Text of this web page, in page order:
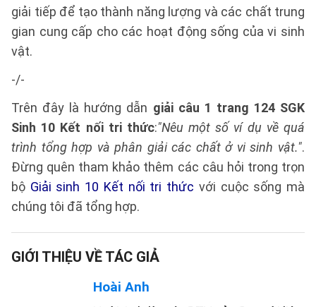
giải tiếp để tạo thành năng lượng và các chất trung
gian cung cấp cho các hoạt động sống của vi sinh
vật.
-/-
Trên đây là hướng dẫn giải câu 1 trang 124 SGK
Sinh 10 Kết nối tri thức:"Nêu một số ví dụ về quá
trình tổng hợp và phân giải các chất ở vi sinh vật.".
Đừng quên tham khảo thêm các câu hỏi trong trọn
bộ Giải sinh 10 Kết nối tri thức với cuộc sống mà
chúng tôi đã tổng hợp.
GIỚI THIỆU VỀ TÁC GIẢ
Hoài Anh